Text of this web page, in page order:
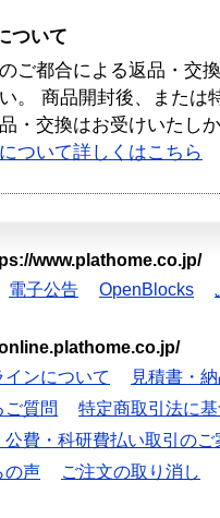
ついて
ご都合による返品・交
。 商品開封後、または
・交換はお受けいたし
ついて詳しくはこちら
www.plathome.co.jp/
電子公告 OpenBlocks
ンについて
見積書・
ご質問
特定商取引法に
公費・科研費払い取引のご
の声 ご注文の取り消し